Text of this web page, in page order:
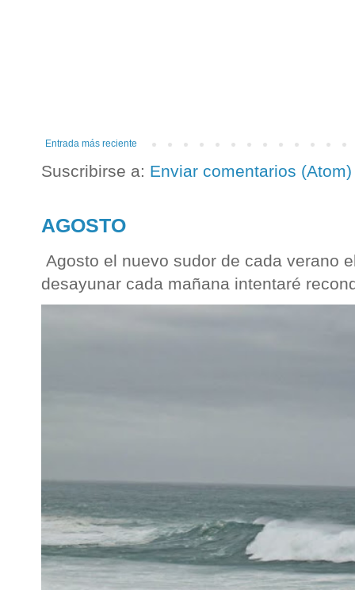
Entrada más reciente
Suscribirse a: Enviar comentarios (Atom)
AGOSTO
Agosto el nuevo sudor de cada verano
desayunar cada mañana intentaré